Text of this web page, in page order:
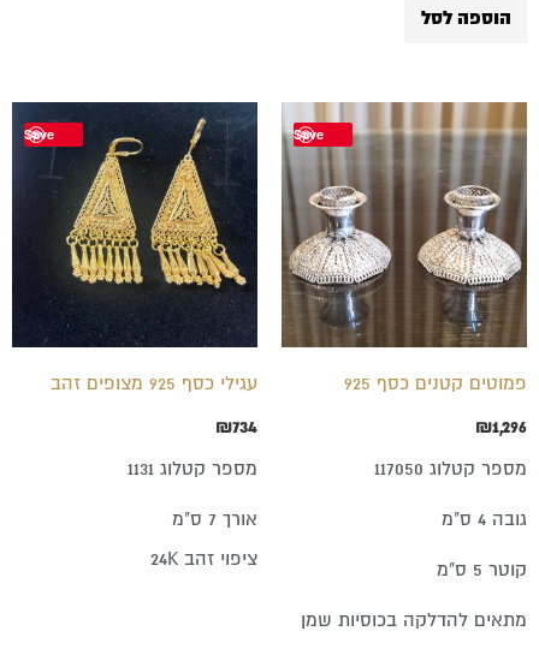
הוספה לסל
Save
פמוטים קטנים כסף 925
₪1,296
מספר קטלוג 117050
גובה 4 ס"מ
קוטר 5 ס"מ
מתאים להדלקה בכוסיות שמן
Save
עגילי כסף 925 מצופים זהב
₪734
מספר קטלוג 1131
אורך 7 ס"מ
ציפוי זהב 24K